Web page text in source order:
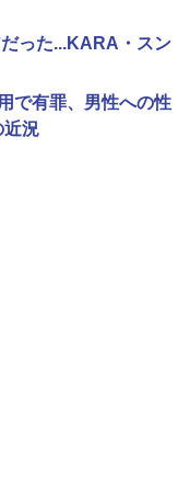
った...KARA・スン
で有罪、男性への性
近況